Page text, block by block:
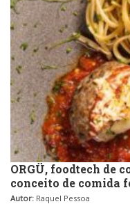
ORGÜ, foodtech de
conceito de comida
Autor: Raquel Pessoa